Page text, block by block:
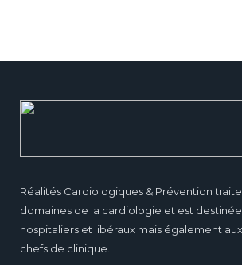
Réalités Cardiologiques & Prévention
domaines de la cardiologie et est
hospitaliers et libéraux mais également
chefs de clinique.